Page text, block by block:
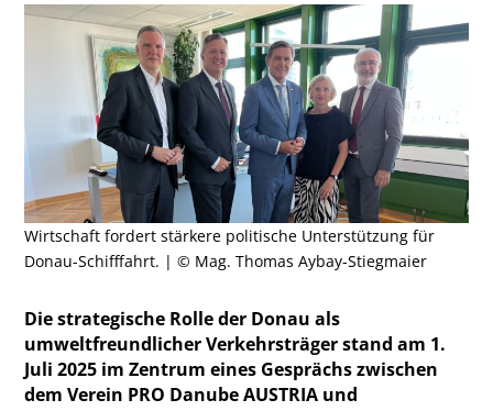
Wirtschaft fordert stärkere politische Unterstützung für
Donau-Schifffahrt. | © Mag. Thomas Aybay-Stiegmaier
Die strategische Rolle der Donau als
umweltfreundlicher Verkehrsträger stand am 1.
Juli 2025 im Zentrum eines Gesprächs zwischen
dem Verein PRO Danube AUSTRIA und